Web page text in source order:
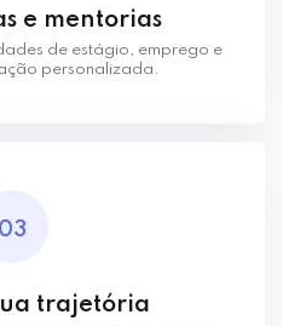
e mentorias
de estágio, emprego e
personalizada.
03
trajetória